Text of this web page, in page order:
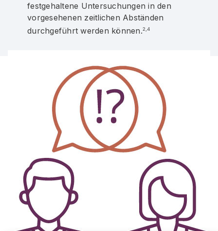
festgehaltene Untersuchungen in den
vorgesehenen zeitlichen Abständen
durchgeführt werden können.2,4